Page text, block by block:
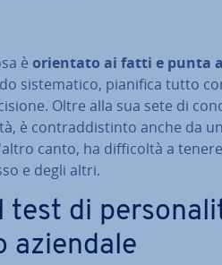
è orientato ai fatti e punta
si­ste­ma­ti­co, pianifica tutto
Oltre alla sua sete di
è con­trad­di­stin­to anche da
canto, ha dif­fi­col­tà a
e degli altri.
test di
aziendale